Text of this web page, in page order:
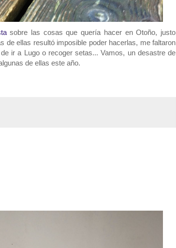
sobre las cosas que quería hacer en Otoño, justo
ellas resultó imposible poder hacerlas, me faltaron
ir a Lugo o recoger setas... Vamos, un desastre de
de ellas este año.